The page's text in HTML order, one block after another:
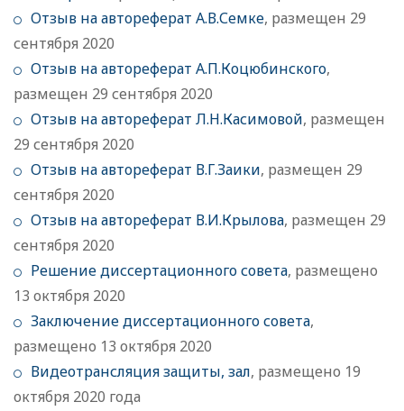
Отзыв на автореферат А.В.Семке, размещен 29
сентября 2020
Отзыв на автореферат А.П.Коцюбинского,
размещен 29 сентября 2020
Отзыв на автореферат Л.Н.Касимовой, размещен
29 сентября 2020
Отзыв на автореферат В.Г.Заики, размещен 29
сентября 2020
Отзыв на автореферат В.И.Крылова, размещен 29
сентября 2020
Решение диссертационного совета, размещено
13 октября 2020
Заключение диссертационного совета,
размещено 13 октября 2020
Видеотрансляция защиты, зал, размещено 19
октября 2020 года